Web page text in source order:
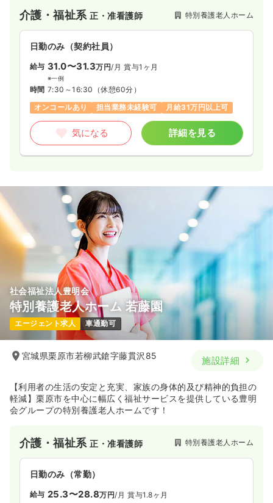
介護・福祉系正・准看護師 特別養護老人ホーム
日勤のみ（契約社員）
給与 31.0〜31.3万円/月 賞与1ヶ月
※一例
時間 7:30～16:30 （休憩60分）
オンコールあり
担当業務未経験可 月給31万円以上可
気になる 詳細を見る
社会福祉法人豊明会
特別養護老人ホーム 若藤園
エージェント求人 車通勤可
宮城県栗原市若柳武鎗字藤貫沢85 施設詳細
【利用者の生活の安定と充実、家族の身体的及び精神的負担の
軽減】栗原市を中心に幅広く福祉サービスを提供している豊明
会グループの特別養護老人ホームです！
介護・福祉系正・准看護師 特別養護老人ホーム
日勤のみ（常勤）
給与 25.3〜28.8万円/月 賞与1.8ヶ月